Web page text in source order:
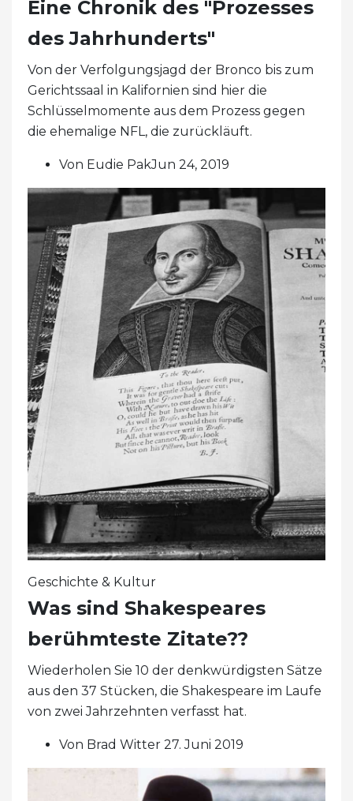
Eine Chronik des "Prozesses
des Jahrhunderts"
Von der Verfolgungsjagd der Bronco bis zum
Gerichtssaal in Kalifornien sind hier die
Schlüsselmomente aus dem Prozess gegen
die ehemalige NFL, die zurückläuft.
Von Eudie PakJun 24, 2019
Geschichte & Kultur
Was sind Shakespeares
berühmteste Zitate??
Wiederholen Sie 10 der denkwürdigsten Sätze
aus den 37 Stücken, die Shakespeare im Laufe
von zwei Jahrzehnten verfasst hat.
Von Brad Witter 27. Juni 2019